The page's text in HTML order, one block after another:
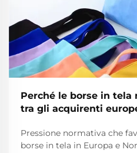
Perché le borse in tela
tra gli acquirenti
Pressione normativa che
borse in tela in Europa e